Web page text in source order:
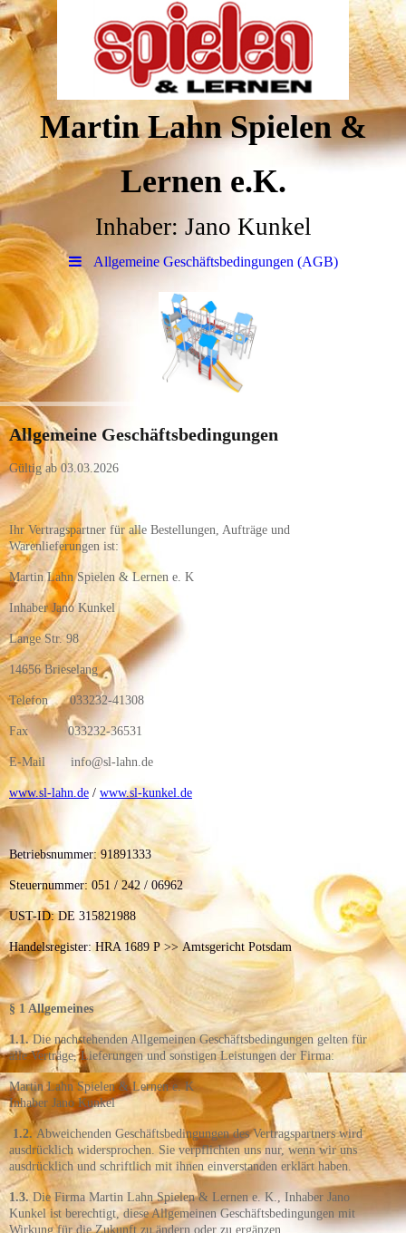
Martin Lahn Spielen &
Lernen e.K.
Inhaber: Jano Kunkel
Allgemeine Geschäfts­bedingungen (AGB)
Allgemeine Geschäftsbedingungen
Gültig ab 03.03.2026
Ihr Vertragspartner für alle Bestellungen, Aufträge und
Warenlieferungen ist:
Martin Lahn Spielen & Lernen e. K
Inhaber Jano Kunkel
Lange Str. 98
14656 Brieselang
Telefon 033232-41308
Fax 033232-36531
E-Mail info@sl-lahn.de
www.sl-lahn.de / www.sl-kunkel.de
Betriebsnummer: 91891333
Steuernummer: 051 / 242 / 06962
UST-ID: DE 315821988
Handelsregister: HRA 1689 P >> Amtsgericht Potsdam
§ 1 Allgemeines
1.1.Die nachstehenden Allgemeinen Geschäftsbedingungen gelten für
alle Verträge, Lieferungen und sonstigen Leistungen der Firma:
Martin Lahn Spielen & Lernen e. K
Inhaber Jano Kunkel
1.2. Abweichenden Geschäftsbedingungen des Vertragspartners wird
ausdrücklich widersprochen. Sie verpflichten uns nur, wenn wir uns
ausdrücklich und schriftlich mit ihnen einverstanden erklärt haben.
1.3. Die Firma Martin Lahn Spielen & Lernen e. K., Inhaber Jano
Kunkel ist berechtigt, diese Allgemeinen Geschäftsbedingungen mit
Wirkung für die Zukunft zu ändern oder zu ergänzen.